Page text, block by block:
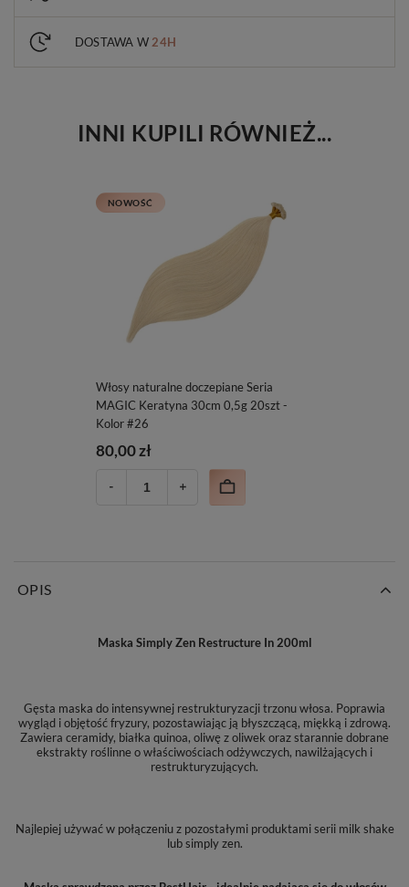
DOSTAWA W 24H
INNI KUPILI RÓWNIEŻ...
NOWOŚĆ
Włosy naturalne doczepiane Seria
MAGIC Keratyna 30cm 0,5g 20szt -
Kolor #26
80,00 zł
OPIS
Maska Simply Zen Restructure In 200ml
Gęsta maska do intensywnej restrukturyzacji trzonu włosa. Poprawia
wygląd i objętość fryzury, pozostawiając ją błyszczącą, miękką i zdrową.
Zawiera ceramidy, białka quinoa, oliwę z oliwek oraz starannie dobrane
ekstrakty roślinne o właściwościach odżywczych, nawilżających i
restrukturyzujących.
Najlepiej używać w połączeniu z pozostałymi produktami serii milk shake
lub simply zen.